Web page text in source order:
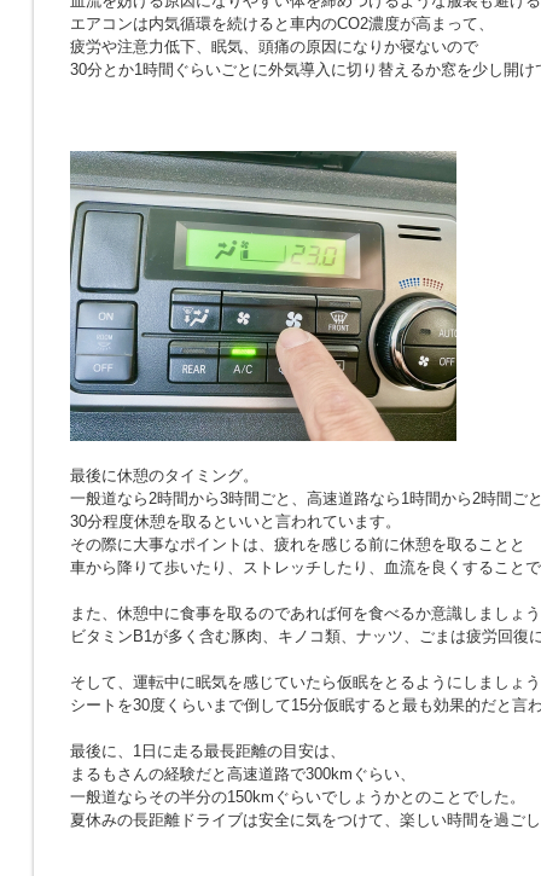
エアコンは内気循環を続けると車内のCO2濃度が高まって、
疲労や注意力低下、眠気、頭痛の原因になりか寝ないので
30分とか1時間ぐらいごとに外気導入に切り替えるか窓を少し開け
最後に休憩のタイミング。
一般道なら2時間から3時間ごと、高速道路なら1時間から2時間ご
30分程度休憩を取るといいと言われています。
その際に大事なポイントは、疲れを感じる前に休憩を取ることと
車から降りて歩いたり、ストレッチしたり、血流を良くすること
また、休憩中に食事を取るのであれば何を食べるか意識しましょ
ビタミンB1が多く含む豚肉、キノコ類、ナッツ、ごまは疲労回復
そして、運転中に眠気を感じていたら仮眠をとるようにしましょ
シートを30度くらいまで倒して15分仮眠すると最も効果的だと言
最後に、1日に走る最長距離の目安は、
まるもさんの経験だと高速道路で300kmぐらい、
一般道ならその半分の150kmぐらいでしょうかとのことでした。
夏休みの長距離ドライブは安全に気をつけて、楽しい時間を過ご